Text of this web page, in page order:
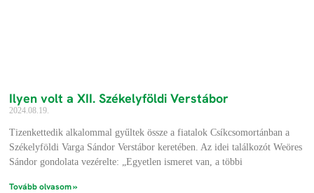
Ilyen volt a XII. Székelyföldi Verstábor
2024.08.19.
Tizenkettedik alkalommal gyűltek össze a fiatalok Csíkcsomortánban a
Székelyföldi Varga Sándor Verstábor keretében. Az idei találkozót Weöres
Sándor gondolata vezérelte: „Egyetlen ismeret van, a többi
Tovább olvasom »